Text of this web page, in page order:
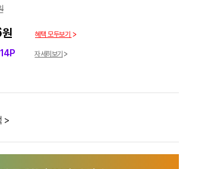
원 혜택 모두보기
자세히보기
>